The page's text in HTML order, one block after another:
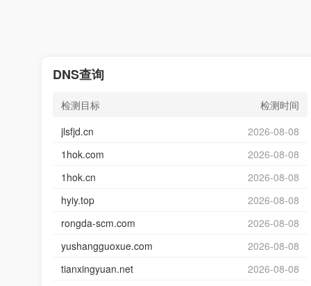
DNS查询
检测目标
检测时间
jlsfjd.cn
2026-08-08
1hok.com
2026-08-08
1hok.cn
2026-08-08
hyiy.top
2026-08-08
rongda-scm.com
2026-08-08
yushangguoxue.com
2026-08-08
tianxingyuan.net
2026-08-08